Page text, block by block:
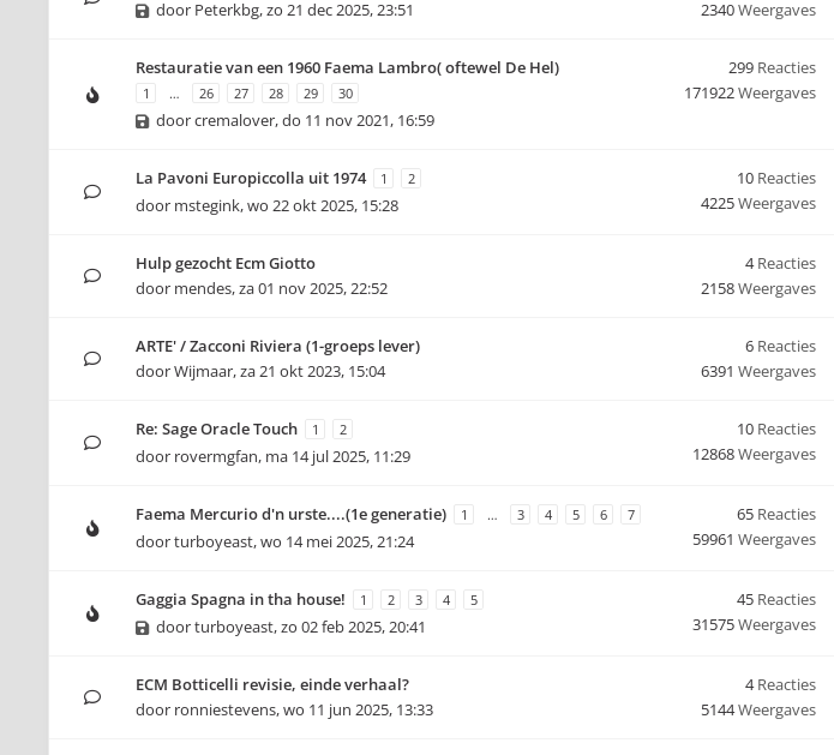
door Peterkbg,zo 21 dec 2025, 23:51
2340Weergaves
Restauratie van een 1960 Faema Lambro( oftewel De Hel)
1 … 26 27 28 29 30
doorcremalover,do 11 nov 2021, 16:59
299 Reacties
171922Weergaves
La Pavoni Europiccolla uit 1974 1 2
door mstegink,wo 22 okt 2025, 15:28
10 Reacties
4225Weergaves
Hulp gezocht Ecm Giotto
door mendes,za 01 nov 2025, 22:52
4Reacties
2158Weergaves
ARTE' / Zacconi Riviera (1-groeps lever)
doorWijmaar,za 21 okt 2023, 15:04
6 Reacties
6391 Weergaves
Re: Sage Oracle Touch 1 2
door rovermgfan, ma 14 jul 2025, 11:29
10 Reacties
12868Weergaves
Faema Mercurio d'n urste....(1e generatie) 1 … 3 4 5 6 7
doorturboyeast,wo 14 mei 2025, 21:24
65 Reacties
59961 Weergaves
Gaggia Spagna in tha house! 1 2 3 4 5
doorturboyeast,zo 02 feb 2025, 20:41
45 Reacties
31575Weergaves
ECM Botticelli revisie, einde verhaal?
door ronniestevens,wo 11 jun 2025, 13:33
4Reacties
5144Weergaves